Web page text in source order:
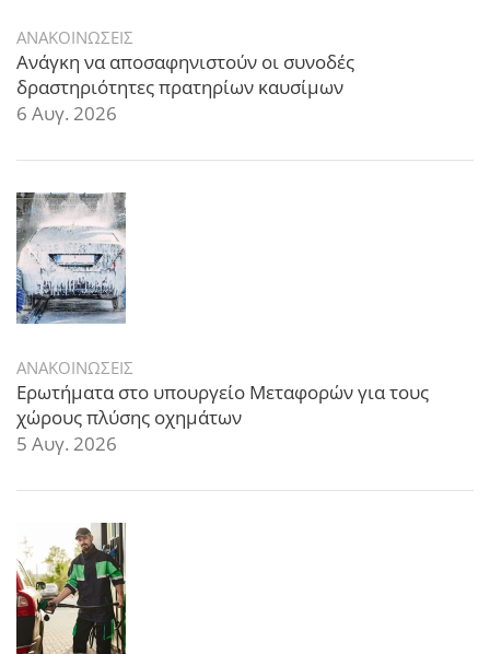
ΑΝΑΚΟΙΝΩΣΕΙΣ
Ανάγκη να αποσαφηνιστούν οι συνοδές
δραστηριότητες πρατηρίων καυσίμων
6 Αυγ. 2026
ΑΝΑΚΟΙΝΩΣΕΙΣ
Ερωτήματα στο υπουργείο Μεταφορών για τους
χώρους πλύσης οχημάτων
5 Αυγ. 2026